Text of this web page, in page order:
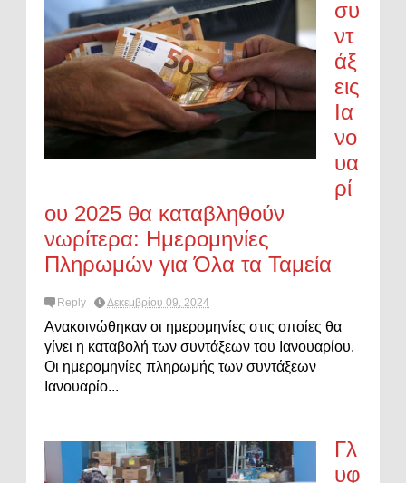
συ
ντ
άξ
εις
Ια
νο
υα
ρί
ου 2025 θα καταβληθούν
νωρίτερα: Ημερομηνίες
Πληρωμών για Όλα τα Ταμεία
Reply Δεκεμβρίου 09, 2024
Ανακοινώθηκαν οι ημερομηνίες στις οποίες θα
γίνει η καταβολή των συντάξεων του Ιανουαρίου.
Οι ημερομηνίες πληρωμής των συντάξεων
Ιανουαρίο...
Γλ
υφ